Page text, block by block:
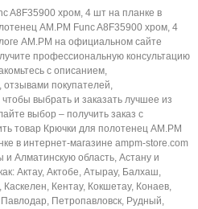
A8F35900 хром, 4 шт на планке в
AM.PM Func A8F35900 хром, 4
AM.PM на официальном сайте
профессиональную консультацию
с описанием,
отзывами покупателей,
выбрать и заказать лучшее из
выбор – получить заказ с
товар Крючки для полотенец AM.PM
в интернет-магазине ampm-store.com
Алматинскую область, Астану и
Актау, Актобе, Атырау, Балхаш,
Кентау, Кокшетау, Конаев,
Петропавловск, Рудный,